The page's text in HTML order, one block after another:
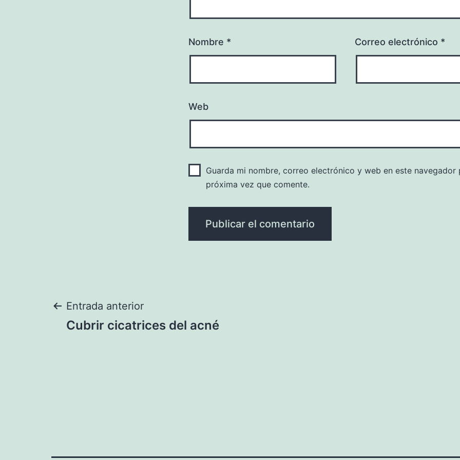
Nombre * Correo electrónico *
Web
Guarda mi nombre, correo electrónico y web en este navegador
próxima vez que comente.
Navegación
Entrada anterior
Cubrir cicatrices del acné